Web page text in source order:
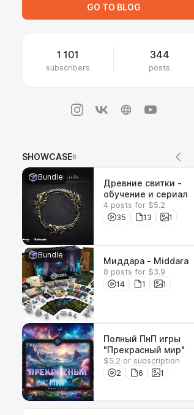
GO TO BLOG
1 101
subscribers
344
posts
SHOWCASE8
Bundle
Древние свитки -
обучение и сериал
4 posts for $5.2
35
13 1
Bundle
Миддара - Middara
8 posts for $3.9
14
1 1
Полный ПнП игры
"Прекрасный мир"
$5.2 or subscription
2
6 1